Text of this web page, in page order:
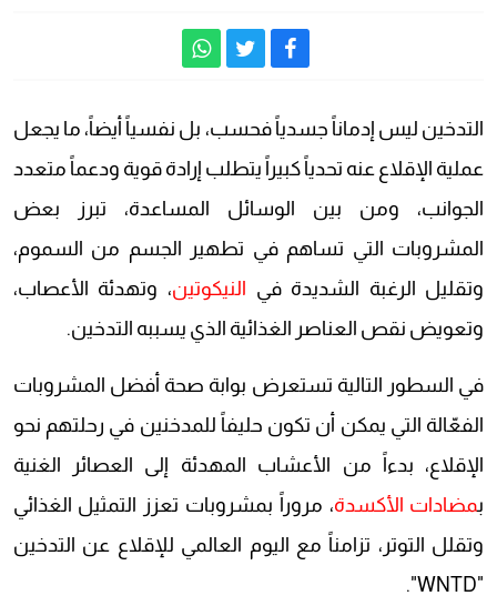
التدخين ليس إدماناً جسدياً فحسب، بل نفسياً أيضاً، ما يجعل
عملية الإقلاع عنه تحدياً كبيراً يتطلب إرادة قوية ودعماً متعدد
الجوانب، ومن بين الوسائل المساعدة، تبرز بعض
المشروبات التي تساهم في تطهير الجسم من السموم،
وتقليل الرغبة الشديدة في النيكوتين، وتهدئة الأعصاب،
وتعويض نقص العناصر الغذائية الذي يسببه التدخين.
في السطور التالية تستعرض بوابة صحة أفضل المشروبات
الفعّالة التي يمكن أن تكون حليفاً للمدخنين في رحلتهم نحو
الإقلاع، بدءاً من الأعشاب المهدئة إلى العصائر الغنية
بمضادات الأكسدة، مروراً بمشروبات تعزز التمثيل الغذائي
وتقلل التوتر، تزامناً مع اليوم العالمي للإقلاع عن التدخين
"WNTD".